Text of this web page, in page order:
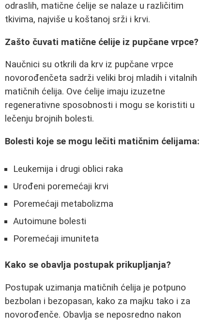
odraslih, matične ćelije se nalaze u različitim
tkivima, najviše u koštanoj srži i krvi.
Zašto čuvati matične ćelije iz pupčane vrpce?
Naučnici su otkrili da krv iz pupčane vrpce
novorođenčeta sadrži veliki broj mladih i vitalnih
matičnih ćelija. Ove ćelije imaju izuzetne
regenerativne sposobnosti i mogu se koristiti u
lečenju brojnih bolesti.
Bolesti koje se mogu lečiti matičnim ćelijama:
Leukemija i drugi oblici raka
Urođeni poremećaji krvi
Poremećaji metabolizma
Autoimune bolesti
Poremećaji imuniteta
Kako se obavlja postupak prikupljanja?
Postupak uzimanja matičnih ćelija je potpuno
bezbolan i bezopasan, kako za majku tako i za
novorođenče. Obavlja se neposredno nakon